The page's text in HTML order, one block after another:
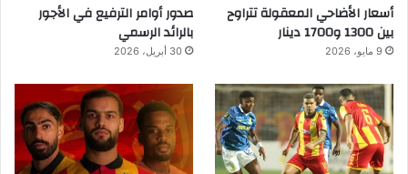
أسعار الأضاحي المعقولة تتراوح
بين 1300 و1700 دينار
9 مايو، 2026
صدور أوامر الترفيع في الأجور
بالرائد الرسمي
30 أبريل، 2026